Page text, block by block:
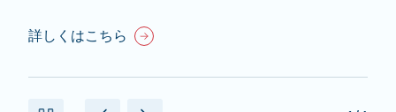
詳しくはこちら